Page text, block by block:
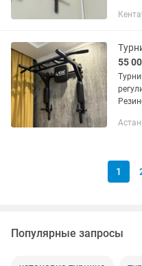
55
1
Популярные запросы